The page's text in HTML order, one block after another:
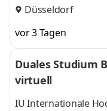
Düsseldorf
vor 3 Tagen
Duales Studium
virtuell
IU Internationale